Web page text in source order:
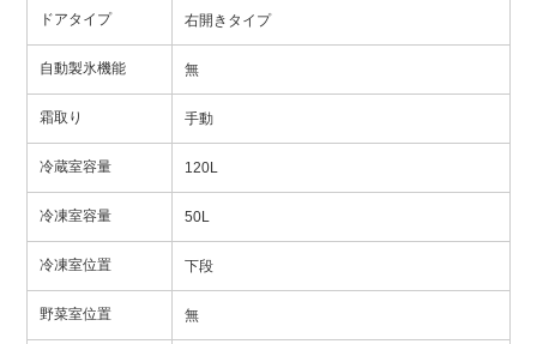
ドアタイプ 右開きタイプ
自動製氷機能 無
霜取り 手動
冷蔵室容量 120L
冷凍室容量 50L
冷凍室位置 下段
野菜室位置 無